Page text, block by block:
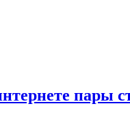
пары